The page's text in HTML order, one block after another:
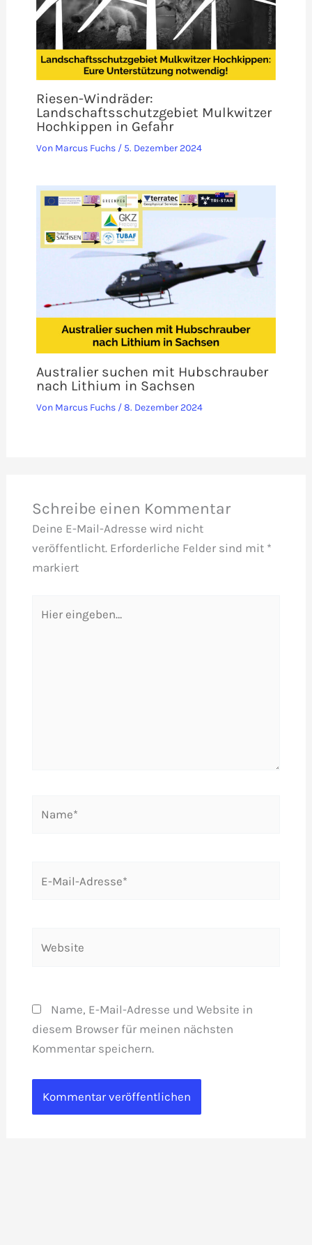
Riesen-Windräder:
Landschaftsschutzgebiet Mulkwitzer
Hochkippen in Gefahr
Von Marcus Fuchs / 5. Dezember 2024
Australier suchen mit Hubschrauber
nach Lithium in Sachsen
Von Marcus Fuchs /8. Dezember 2024
Schreibe einen Kommentar
Deine E-Mail-Adresse wird nicht
veröffentlicht. Erforderliche Felder sind mit *
markiert
eingeben…
Mail-
Name, E-Mail-Adresse und Website in
diesem Browser für meinen nächsten
Kommentar speichern.